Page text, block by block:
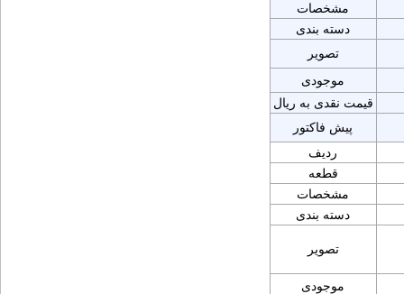
مشخصات
دسته بندی
تصویر
موجودی
قیمت نقدی به ریال
پیش فاکتور
ردیف
قطعه
مشخصات
دسته بندی
تصویر
موجودی